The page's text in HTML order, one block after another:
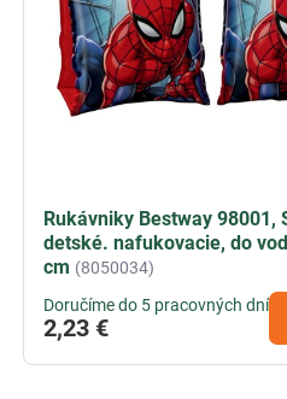
Rukávniky Bestway 98001,
detské. nafukovacie, do
cm (8050034)
Doručíme do 5 pracovných dní
2,23 €